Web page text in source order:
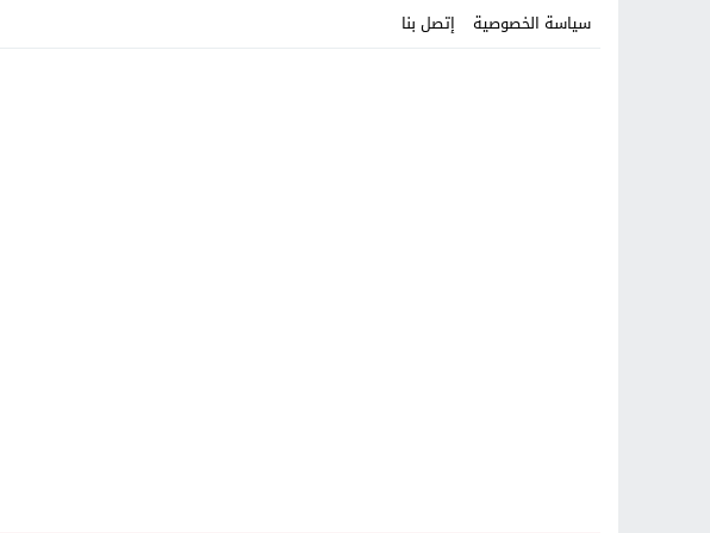
سياسة الخصوصية إتصل بنا